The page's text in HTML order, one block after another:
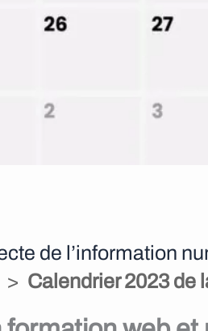
de l’information
> Calendrier 2023 de